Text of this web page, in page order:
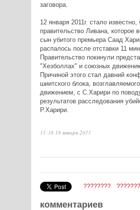
заговора.
12 января 2011г. стало известно,
правительство Ливана, которое
сын убитого премьера Саад
распалось после отставки 11
Правительство покинули
"Хезболлах" и союзных
Причиной этого стал давний
шиитского блока,
движением, с С.Харири по
результатов расследования
Р.Харири.
11:38 18 января 2011
????????
комментариев